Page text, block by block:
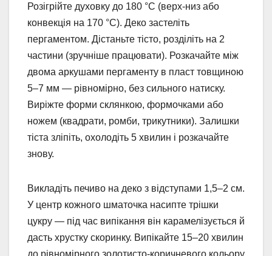
Розігрійте духовку до 180 °C (верх-низ або
конвекція на 170 °C). Деко застеліть
пергаментом. Дістаньте тісто, розділіть на 2
частини (зручніше працювати). Розкачайте між
двома аркушами пергаменту в пласт товщиною
5–7 мм — рівномірно, без сильного натиску.
Виріжте форми склянкою, формочками або
ножем (квадрати, ромби, трикутники). Залишки
тіста зліпіть, охолодіть 5 хвилин і розкачайте
знову.
Викладіть печиво на деко з відступами 1,5–2 см.
У центр кожного шматочка насипте трішки
цукру — під час випікання він карамелізується й
дасть хрустку скоринку. Випікайте 15–20 хвилин
до рівномірного золотисто-коричневого кольору